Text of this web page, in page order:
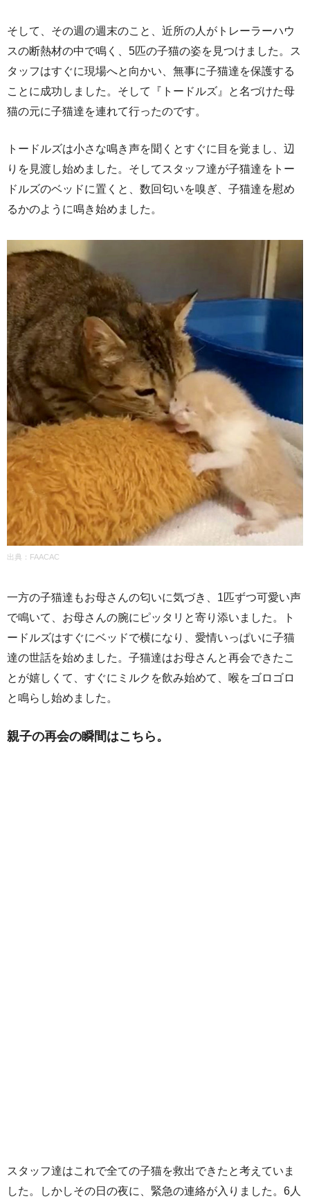
そして、その週の週末のこと、近所の人がトレーラーハウ
スの断熱材の中で鳴く、5匹の子猫の姿を見つけました。ス
タッフはすぐに現場へと向かい、無事に子猫達を保護する
ことに成功しました。そして『トードルズ』と名づけた母
猫の元に子猫達を連れて行ったのです。
トードルズは小さな鳴き声を聞くとすぐに目を覚まし、辺
りを見渡し始めました。そしてスタッフ達が子猫達をトー
ドルズのベッドに置くと、数回匂いを嗅ぎ、子猫達を慰め
るかのように鳴き始めました。
出典： FAACAC
一方の子猫達もお母さんの匂いに気づき、1匹ずつ可愛い声
で鳴いて、お母さんの腕にピッタリと寄り添いました。ト
ードルズはすぐにベッドで横になり、愛情いっぱいに子猫
達の世話を始めました。子猫達はお母さんと再会できたこ
とが嬉しくて、すぐにミルクを飲み始めて、喉をゴロゴロ
と鳴らし始めました。
親子の再会の瞬間はこちら。
スタッフ達はこれで全ての子猫を救出できたと考えていま
した。しかしその日の夜に、緊急の連絡が入りました。6人